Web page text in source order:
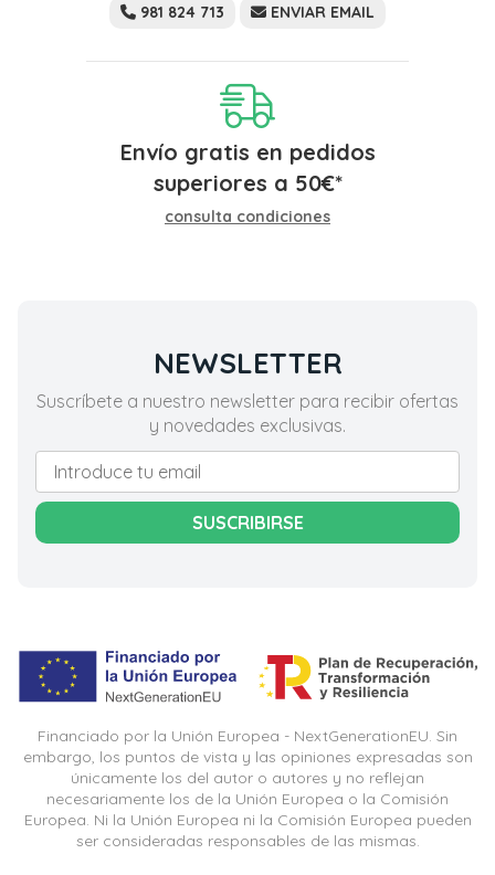
981 824 713 ENVIAR EMAIL
Envío gratis en pedidos
superiores a 50€*
consulta condiciones
NEWSLETTER
Suscríbete a nuestro newsletter para recibir ofertas
y novedades exclusivas.
SUSCRIBIRSE
Financiado por la Unión Europea - NextGenerationEU. Sin
embargo, los puntos de vista y las opiniones expresadas son
únicamente los del autor o autores y no reflejan
necesariamente los de la Unión Europea o la Comisión
Europea. Ni la Unión Europea ni la Comisión Europea pueden
ser consideradas responsables de las mismas.